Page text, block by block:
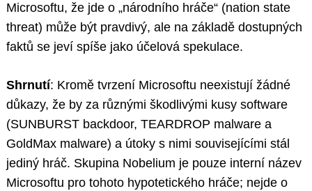
Microsoftu, že jde o „národního hráče“ (nation state
threat) může být pravdivý, ale na základě dostupných
faktů se jeví spíše jako účelová spekulace.
Shrnutí: Kromě tvrzení Microsoftu neexistují žádné
důkazy, že by za různými škodlivými kusy software
(SUNBURST backdoor, TEARDROP malware a
GoldMax malware) a útoky s nimi souvisejícími stál
jediný hráč. Skupina Nobelium je pouze interní název
Microsoftu pro tohoto hypotetického hráče; nejde o